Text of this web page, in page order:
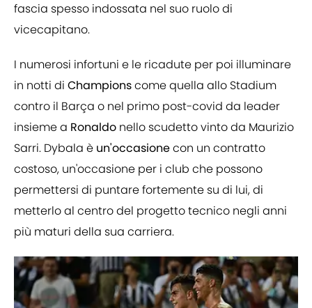
fascia spesso indossata nel suo ruolo di
vicecapitano.
I numerosi infortuni e le ricadute per poi illuminare
in notti di Championscome quella allo Stadium
contro il Barça o nel primo post-covid da leader
insieme a Ronaldo nello scudetto vinto da Maurizio
Sarri. Dybala è un'occasionecon un contratto
costoso, un'occasione per i club che possono
permettersi di puntare fortemente su di lui, di
metterlo al centro del progetto tecnico negli anni
più maturi della sua carriera.